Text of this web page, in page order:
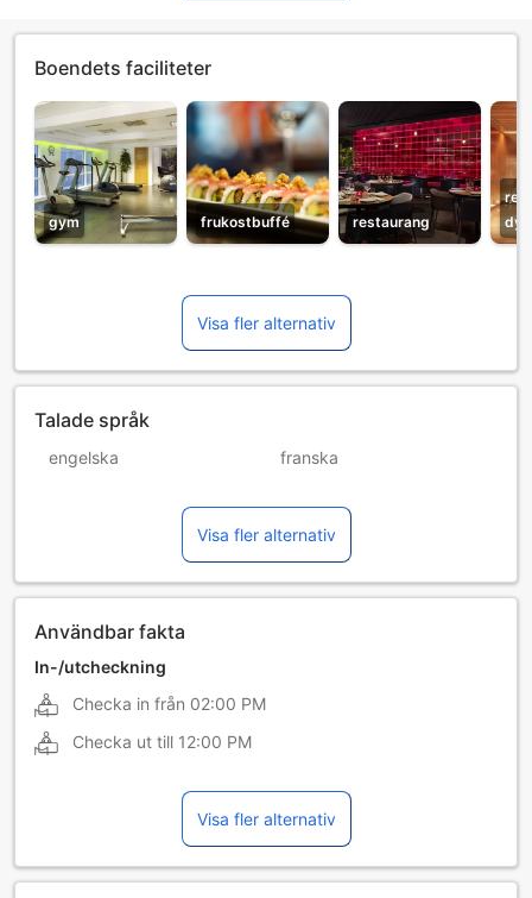
Boendets faciliteter
gym frukostbuffé restaurang
Visa fler alternativ
Talade språk
engelska franska
spanska
tyska ungerska
Visa fler alternativ
Användbar fakta
In-/utcheckning
Checka in från 02:00 PM
Checka ut till 12:00 PM
Visa fler alternativ